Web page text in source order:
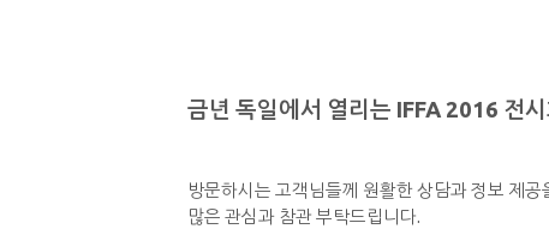
금년 독일에서 열리는 IFFA 2016 전
방문하시는 고객님들께 원활한 상담과 정보 제
많은 관심과 참관 부탁드립니다.